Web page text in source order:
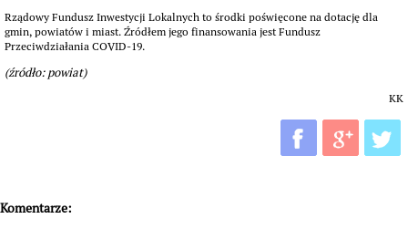
Rządowy Fundusz Inwestycji Lokalnych to środki poświęcone na dotację dla
gmin, powiatów i miast. Źródłem jego finansowania jest Fundusz
Przeciwdziałania COVID-19.
(źródło: powiat)
KK
Komentarze: